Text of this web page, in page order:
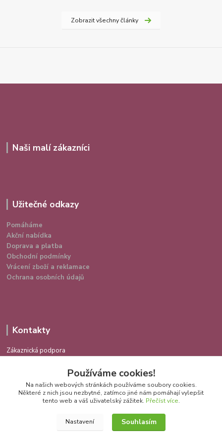
Zobrazit všechny články
Naši malí zákazníci
Užitečné odkazy
Pomáháme
Akční nabídka
Doprava a platba
Obchodní podmínky
Vrácení zboží a reklamace
Ochrana osobních údajů
Kontakty
Zákaznická podpora
info@spokojenakocka.cz
Používáme cookies!
Na našich webových stránkách používáme soubory cookies.
Některé z nich jsou nezbytné, zatímco jiné nám pomáhají vylepšit
tento web a váš uživatelský zážitek. Přečíst více.
Nastavení Souhlasím